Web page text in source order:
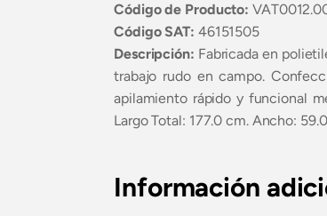
Código de Producto:
Código SAT: 46151505
Descripción: Fabricada en
trabajo rudo en campo.
apilamiento rápido y funcional
Largo Total: 177.0 cm. Ancho:
Información